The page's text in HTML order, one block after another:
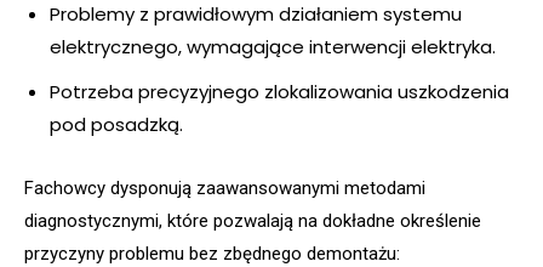
Problemy z prawidłowym działaniem systemu
elektrycznego, wymagające interwencji elektryka.
Potrzeba precyzyjnego zlokalizowania uszkodzenia
pod posadzką.
Fachowcy dysponują zaawansowanymi metodami
diagnostycznymi, które pozwalają na dokładne określenie
przyczyny problemu bez zbędnego demontażu: